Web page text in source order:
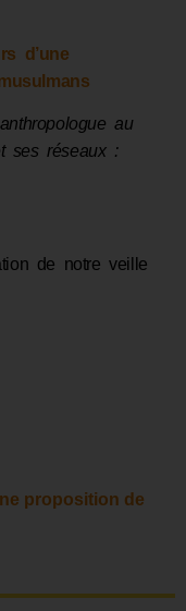
d’une
au
ses réseaux :
de notre veille
proposition de